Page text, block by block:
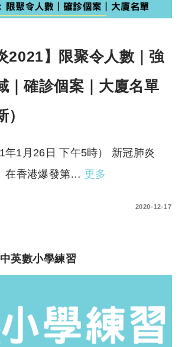
2021】限聚令人數｜強
｜確診個案｜大廈名單
）
年1月26日 下午5時） 新冠肺炎
在香港爆發第… 更多
2020-12-17
英數小學練習